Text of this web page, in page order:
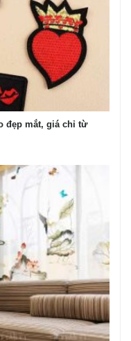
đẹp mắt, giá chỉ từ